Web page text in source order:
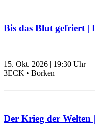
Bis das Blut gefriert |
15. Okt. 2026 | 19:30 Uhr
3ECK • Borken
Der Krieg der Welten